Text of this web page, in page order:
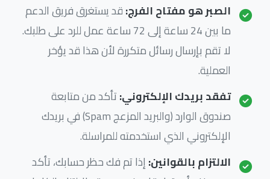
الصبر هو مفتاح الفرج:قد يستغرق فريق الدعم
ما بين 24 ساعة إلى 72 ساعة عمل للرد على طلبك.
لا تقم بإرسال رسائل متكررة لأن هذا قد يؤخر
العملية.
تفقد بريدك الإلكتروني:تأكد من متابعة
صندوق الوارد (والبريد المزعج Spam) في بريدك
الإلكتروني الذي استخدمته للمراسلة.
الالتزام بالقوانين:إذا تم فك حظر حسابك، تأكد